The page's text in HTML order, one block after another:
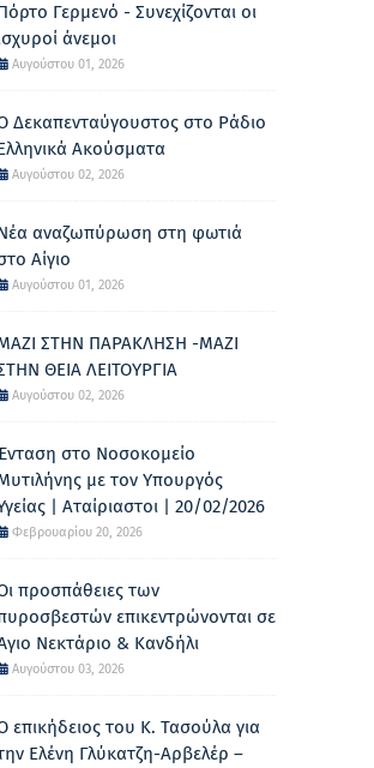
Γερμενό - Συνεχίζονται οι
άνεμοι
Αυγούστου 01, 2026
Δεκαπενταύγουστος στο Ράδιο
Ακούσματα
Αυγούστου 02, 2026
αναζωπύρωση στη φωτιά
Αίγιο
Αυγούστου 01, 2026
ΣΤΗΝ ΠΑΡΑΚΛΗΣΗ -ΜΑΖΙ
ΘΕΙΑ ΛΕΙΤΟΥΡΓΙΑ
Αυγούστου 02, 2026
στο Νοσοκομείο
με τον Υπουργός
| Αταίριαστοι | 20/02/2026
Φεβρουαρίου 20, 2026
προσπάθειες των
επικεντρώνονται σε
Νεκτάριο & Κανδήλι
Αυγούστου 03, 2026
επικήδειος του Κ. Τασούλα για
Ελένη Γλύκατζη-Αρβελέρ –